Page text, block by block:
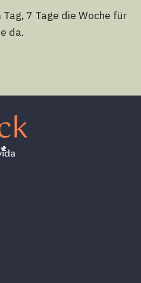
7 Tage die Woche für
da.